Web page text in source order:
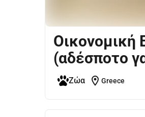
Οικονομική
(αδέσποτο
Ζώα location_on Greece